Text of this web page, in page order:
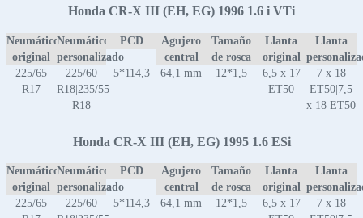
Honda CR-X III (EH, EG) 1996 1.6 i VTi
Neumático
original
Neumático
personalizado
PCD
Agujero
central
Tamaño
de rosca
Llanta
original
Llanta
225/65
R17
225/60
R18|235/55
R18
5*114,3 64,1 mm 12*1,5
6,5 x 17
ET50
7 x 18
ET50|7,5
x 18 ET50
Honda CR-X III (EH, EG) 1995 1.6 ESi
Neumático
original
Neumático
personalizado
PCD
Agujero
central
Tamaño
de rosca
Llanta
original
Llanta
225/65
225/60
5*114,3 64,1 mm 12*1,5
6,5 x 17
7 x 18